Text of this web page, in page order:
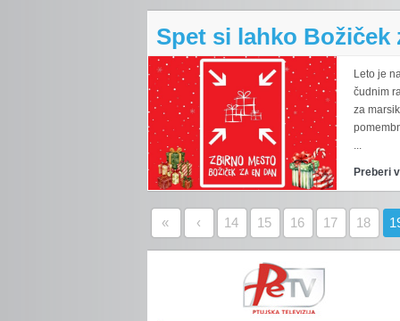
Spet si lahko Božiček
Leto je
čudnim
za
Preberi
« ‹ 14 15 16 17 18